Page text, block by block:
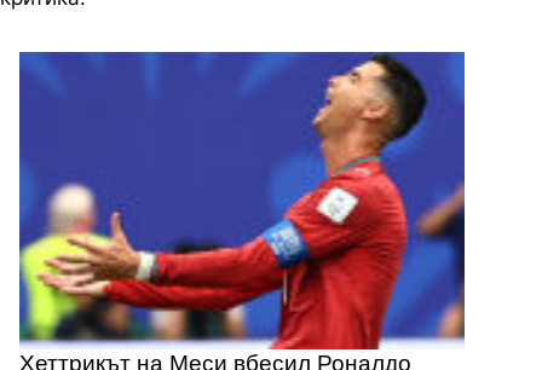
Хеттрикът на Меси вбесил Роналдо